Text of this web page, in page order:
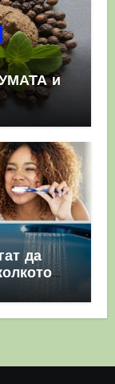
и
да